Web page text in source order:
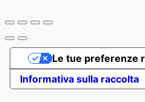
Informativa sulla raccolta
Le tue preferenze